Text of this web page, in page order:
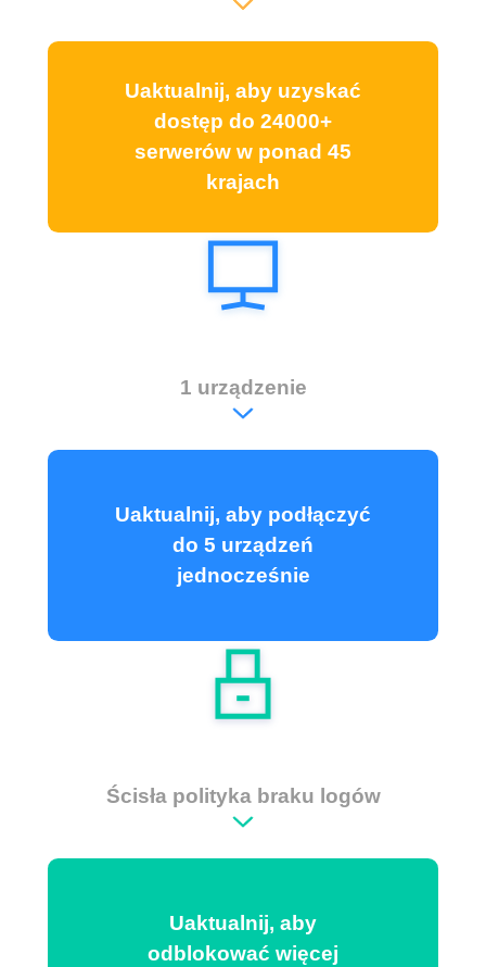
Uaktualnij, aby uzyskać
dostęp do 24000+
serwerów w ponad 45
krajach
1 urządzenie
Uaktualnij, aby podłączyć
do 5 urządzeń
jednocześnie
Ścisła polityka braku logów
Uaktualnij, aby
odblokować więcej